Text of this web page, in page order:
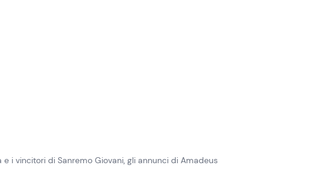
i vincitori di Sanremo Giovani, gli annunci di Amadeus